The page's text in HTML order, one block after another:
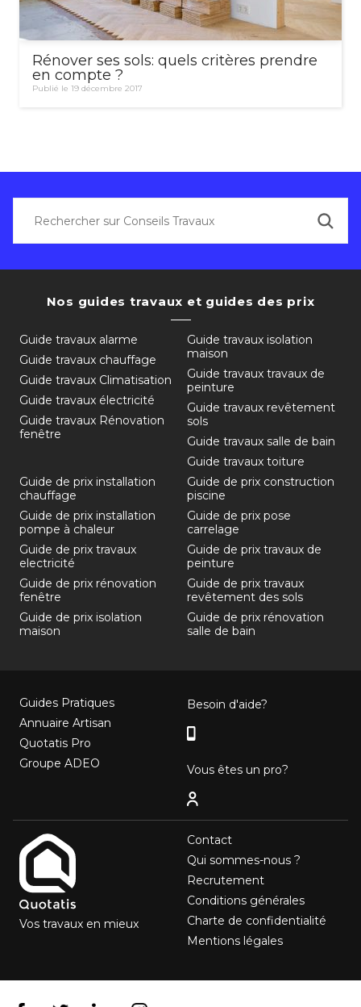
Rénover ses sols: quels critères prendre
en compte ?
Publié le 19 décembre 2017
Nos guides travaux et guides des prix
Guide travaux alarme
Guide travaux chauffage
Guide travaux Climatisation
Guide travaux électricité
Guide travaux Rénovation
fenêtre
Guide travaux isolation
maison
Guide travaux travaux de
peinture
Guide travaux revêtement
sols
Guide travaux salle de bain
Guide travaux toiture
Guide de prix installation
chauffage
Guide de prix installation
pompe à chaleur
Guide de prix travaux
electricité
Guide de prix rénovation
fenêtre
Guide de prix isolation
maison
Guide de prix construction
piscine
Guide de prix pose
carrelage
Guide de prix travaux de
peinture
Guide de prix travaux
revêtement des sols
Guide de prix rénovation
salle de bain
Vos travaux en mieux
Contact
Qui sommes-nous ?
Recrutement
Conditions générales
Charte de confidentialité
Mentions légales
Guides Pratiques
Annuaire Artisan
Quotatis Pro
Groupe ADEO
Besoin d'aide?
Vous êtes un pro?